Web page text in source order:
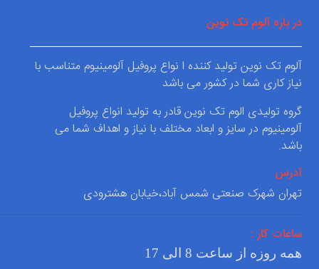
در باره آلوم تک نوین
آلوم تک نوین تولید کننده ا نواع پروفیل آلومینیوم متناسب با
نیاز کاری شما در کشور می باشد
گروه تولیدی الوم تک نوین قادر به تولید انواع پروفیل
آلومینیوم در سایز و ابعاد مختلف با نیاز و اهداف شما می
باشد.
آدرس
تهران شهرک صنعتی شمس آباد،خیابان هشترودی
ساعات کار :
همه روزه از ساعت 8 الی 17